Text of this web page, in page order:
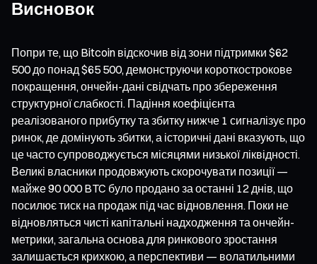
Висновок
Попри те, що Bitcoin відскочив від зони підтримки $62
500 до понад $65 500, демонструючи короткострокове
покращення, ончейн-дані свідчать про збереження
структурної слабкості. Падіння коефіцієнта
реалізованого прибутку та збитку нижче 1 сигналізує про
ринок, де домінують збитки, а історичні дані вказують, що
це часто супроводжується місяцями низької ліквідності.
Великі власники продовжують скорочувати позиції —
майже 90 000 BTC було продано за останні 12 днів, що
посилює тиск на продаж під час відновлення. Поки не
відновляться чисті капітальні надходження та ончейн-
метрики, загальна основа для ринкового зростання
залишається крихкою, а перспективи — волатильними